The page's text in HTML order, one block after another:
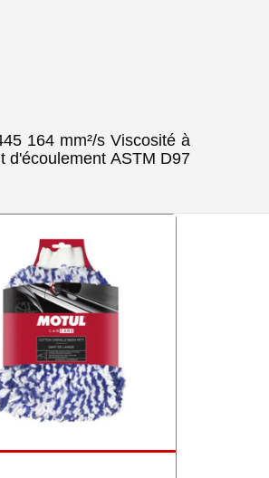
164 mm²/s Viscosité à
d'écoulement ASTM D97